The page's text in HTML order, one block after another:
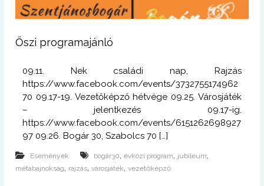
Őszi programajánló
09.11. Nek családi nap, Rajzás
https://www.facebook.com/events/3732755174962
70 09.17-19. Vezetőképző hétvége 09.25. Városjáték
– jelentkezés 09.17-ig.
https://www.facebook.com/events/6151262698927
97 09.26. Bogár 30, Szabolcs 70 […]
Események bogár30 ,évközi program jubileum
métabajnokság rajzás ,városjáték ,vezetőképző